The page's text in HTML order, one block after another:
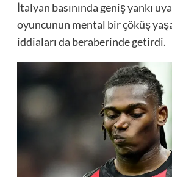
İtalyan basınında geniş yankı
oyuncunun mental bir çöküş
iddiaları da beraberinde getirdi.